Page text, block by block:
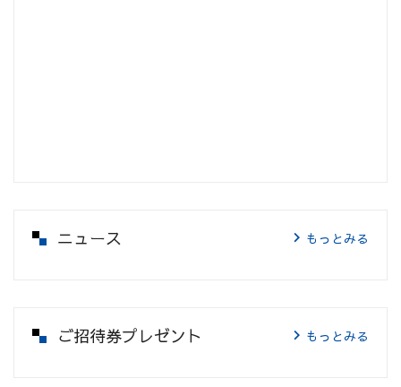
ニュース もっとみる
ご招待券プレゼント もっとみる